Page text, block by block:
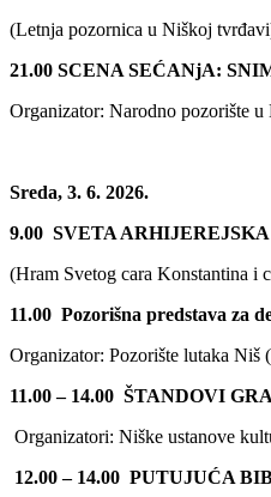
(Letnja pozornica u Niškoj
21.00 SCENA SEĆANjA:
Organizator: Narodno pozorište
Sreda, 3. 6. 2026.
9.00 SVETA
(Hram Svetog cara Konstantina i
11.00 Pozorišna predstava za
Organizator: Pozorište lutaka
11.00 – 14.00 ŠTANDOVI
Organizatori: Niške ustanove
12.00 – 14.00 PUTUJUĆA